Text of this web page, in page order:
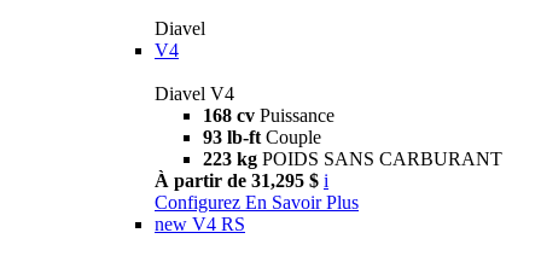
Diavel
V4
Diavel V4
168 cv Puissance
93 lb-ft Couple
223 kg POIDS SANS CARBURANT
À partir de 31,295 $ i
Configurez En Savoir Plus
new V4 RS